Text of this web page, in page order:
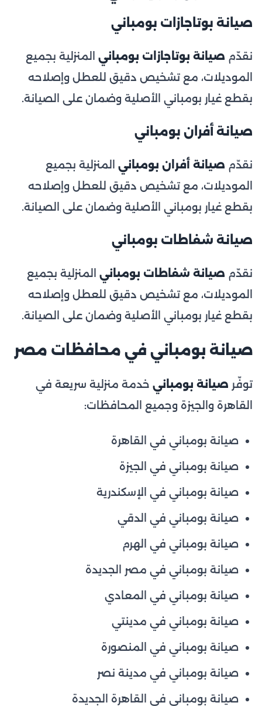
صيانة بوتاجازات بومباني
نقدّم صيانة بوتاجازات بومباني المنزلية بجميع
الموديلات، مع تشخيص دقيق للعطل وإصلاحه
بقطع غيار بومباني الأصلية وضمان على الصيانة.
صيانة أفران بومباني
نقدّم صيانة أفران بومباني المنزلية بجميع
الموديلات، مع تشخيص دقيق للعطل وإصلاحه
بقطع غيار بومباني الأصلية وضمان على الصيانة.
صيانة شفاطات بومباني
نقدّم صيانة شفاطات بومباني المنزلية بجميع
الموديلات، مع تشخيص دقيق للعطل وإصلاحه
بقطع غيار بومباني الأصلية وضمان على الصيانة.
صيانة بومباني في محافظات مصر
توفّر صيانة بومباني خدمة منزلية سريعة في
القاهرة والجيزة وجميع المحافظات:
صيانة بومباني في القاهرة
صيانة بومباني في الجيزة
صيانة بومباني في الإسكندرية
صيانة بومباني في الدقي
صيانة بومباني في الهرم
صيانة بومباني في مصر الجديدة
صيانة بومباني في المعادي
صيانة بومباني في مدينتي
صيانة بومباني في المنصورة
صيانة بومباني في مدينة نصر
صيانة بومباني في القاهرة الجديدة